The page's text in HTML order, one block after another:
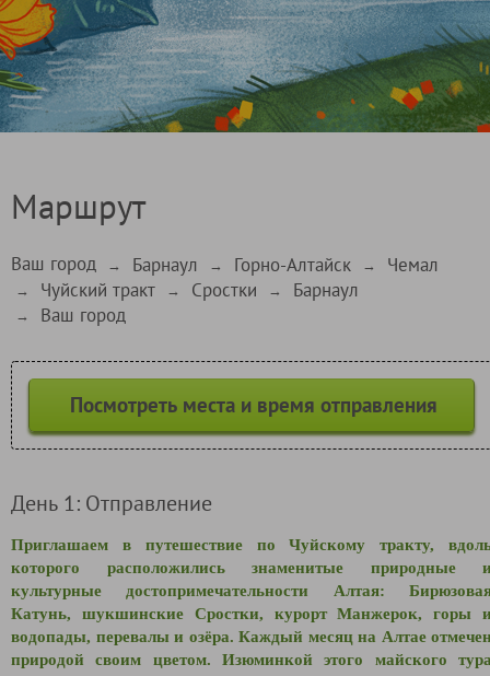
Маршрут
Ваш город → Барнаул → Горно-Алтайск → Чемал
→ Чуйский тракт → Сростки → Барнаул
→ Ваш город
Посмотреть места и время отправления
День 1: Отправление
Приглашаем в путешествие по Чуйскому тракту,
которого расположились знаменитые природные
культурные достопримечательности Алтая:
Катунь, шукшинские Сростки, курорт Манжерок, горы
водопады, перевалы и озёра. Каждый месяц на Алтае
природой своим цветом. Изюминкой этого майского